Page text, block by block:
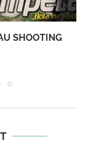
SHOOTING